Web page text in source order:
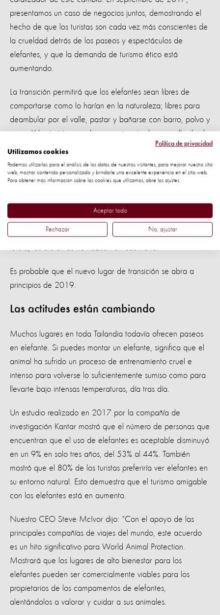
presentamos un caso de negocios juntos, demostrando el
hecho de que los turistas son cada vez más conscientes de
la crueldad detrás de los paseos y espectáculos de
elefantes, y que la demanda de turismo ético está
aumentando.
La transición permitirá que los elefantes sean libres de
comportarse como lo harían en la naturaleza; libres para
deambular por el valle, pastar y bañarse con barro, polvo y
agua. Y los turistas pueden experimentar la maravilla desde
una distancia segura.
(izquierda) que nació en cautiverio, verán sus vidas
transformadas por la transición que tendrá Happy Elephant
Care Valley. Estamos trabajando para garantizar que, en el
Es probable que el nuevo lugar de transición se abra a
principios de 2019.
Las actitudes están cambiando
Muchos lugares en toda Tailandia todavía ofrecen paseos
en elefante. Si puedes montar un elefante, significa que el
animal ha sufrido un proceso de entrenamiento cruel e
intenso para volverse lo suficientemente sumiso como para
llevarte bajo intensas temperaturas, día tras día.
Un estudio realizado en 2017 por la compañía de
investigación Kantar mostró que el número de personas que
encuentran que el uso de elefantes es aceptable disminuyó
en un 9% en solo tres años, del 53% al 44%. También
mostró que el 80% de los turistas preferiría ver elefantes en
su entorno natural. Esto demuestra que el turismo amigable
con los elefantes está en aumento.
Nuestro CEO Steve McIvor dijo: "Con el apoyo de las
principales compañías de viajes del mundo, este acuerdo
es un hito significativo para World Animal Protection.
Mostrará que los lugares de alto bienestar para los
elefantes pueden ser comercialmente viables para los
propietarios de los campamentos de elefantes,
alentándolos a valorar y cuidar a sus animales.
Política de privacidad
Utilizamos cookies
Podemos utilizarlas para el análisis de los datos de nuestros visitantes, para mejorar nuestro sitio
web, mostrar contenido personalizado y brindarle una excelente experiencia en el sitio web.
Para obtener más información sobre las cookies que utilizamos, abre los ajustes.
Aceptar todo
Rechazar No, ajustar